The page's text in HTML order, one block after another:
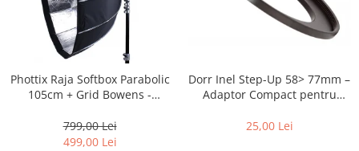
Phottix Raja Softbox Parabolic
105cm + Grid Bowens -
799,00 Lei
499,00 Lei
Dorr Inel Step-Up 58> 77mm –
Adaptor Compact pentru
25,00 Lei